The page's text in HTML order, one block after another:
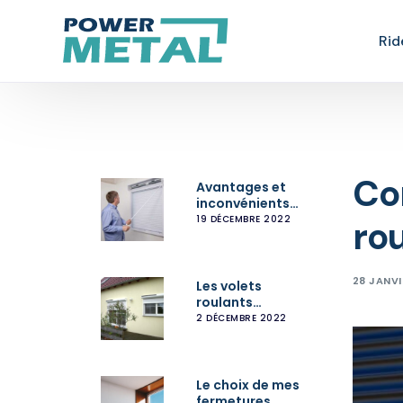
28
Avantages et
inconvénients
des volets
19 DÉCEMBRE 2022
Les volets
roulants
solaires sont-ils
2 DÉCEMBRE 2022
Le choix de mes